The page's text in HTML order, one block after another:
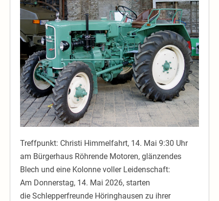
Ausfahrt
der
Schlepperfreunde
Höringhausen
Treffpunkt: Christi Himmelfahrt, 14. Mai 9:30 Uhr
am Bürgerhaus Röhrende Motoren, glänzendes
Blech und eine Kolonne voller Leidenschaft:
Am Donnerstag, 14. Mai 2026, starten
die Schlepperfreunde Höringhausen zu ihrer